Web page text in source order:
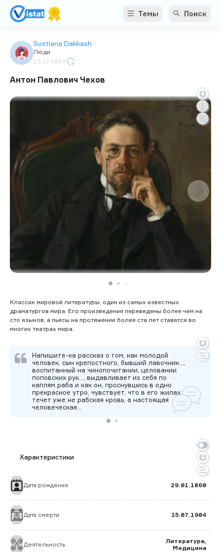
Темы Поиск
Svetlana Dakkash
Люди
15.12.2024
Антон Павлович Чехов
Классик мировой литературы, один из самых известных
драматургов мира. Его произведения переведены более чем на
сто языков, а пьесы на протяжении более ста лет ставятся во
многих театрах мира.
Напишите-ка рассказ о том, как молодой
человек, сын крепостного, бывший лавочник…,
воспитанный на чинопочитании, целовании
поповских рук…, выдавливает из себя по
каплям раба и как он, проснувшись в одно
прекрасное утро, чувствует, что в его жилах
течет уже не рабская кровь, а настоящая
человеческая…
Характеристики
Дата рождения 29.01.1860
Дата смерти 15.07.1904
Деятельность Литература,
Медицина